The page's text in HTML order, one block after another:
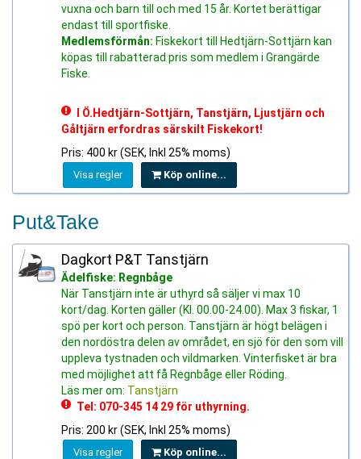
vuxna och barn till och med 15 år. Kortet berättigar
endast till sportfiske.
Medlemsförmån: Fiskekort till Hedtjärn-Sottjärn kan
köpas till rabatterad pris som medlem i Grangärde
Fiske.
l Ö.Hedtjärn-Sottjärn, Tanstjärn, Ljustjärn och
Gåltjärn erfordras särskilt Fiskekort!
Pris: 400 kr (SEK, Inkl 25% moms)
Visa regler Köp online...
Put&Take
Dagkort P&T Tanstjärn
Ädelfiske: Regnbåge
När Tanstjärn inte är uthyrd så säljer vi max 10
kort/dag. Korten gäller (Kl. 00.00-24.00). Max 3 fiskar, 1
spö per kort och person. Tanstjärn är högt belägen i
den nordöstra delen av området, en sjö för den som vill
uppleva tystnaden och vildmarken. Vinterfisket är bra
med möjlighet att få Regnbåge eller Röding.
Läs mer om: Tanstjärn
Tel: 070-345 14 29 för uthyrning.
Pris: 200 kr (SEK, Inkl 25% moms)
Visa regler Köp online...